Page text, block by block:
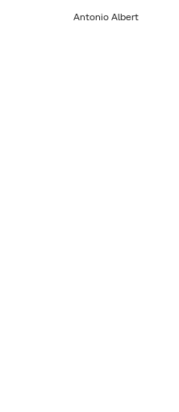
Antonio Albert